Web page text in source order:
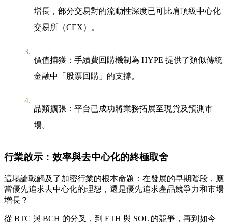
增長，部分交易對的流動性深度已可比肩頂級中心化
交易所（CEX）。
價值捕獲 ：手續費回購機制為 HYPE 提供了類似傳統
金融中「股票回購」的支撐。
品類擴張 ：平台已成功將業務拓展至現貨及預測市
場。
行業啟示：效率與去中心化的終極取舍
這場論戰觸及了加密行業的根本命題：在發展的早期階段，應
當優先追求去中心化的理想，還是優先追求產品競爭力和市場
增長？
從 BTC 與 BCH 的分叉，到 ETH 與 SOL 的競爭，再到如今